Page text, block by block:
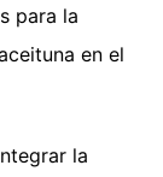
para la
en el
la